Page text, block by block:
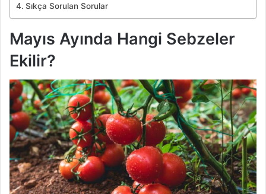
Sıkça Sorulan Sorular
Mayıs Ayında Hangi Sebzeler
Ekilir?